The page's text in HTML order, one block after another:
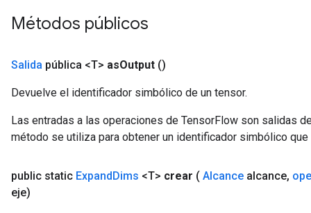
Métodos públicos
Salida pública <T> asOutput ()
Devuelve el identificador simbólico de un tensor.
Las entradas a las operaciones de TensorFlow son salidas
método se utiliza para obtener un identificador simbólico
public static ExpandDims <T> crear ( Alcance alcance,
eje)